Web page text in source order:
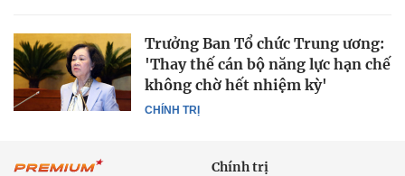
CHÍNH TRỊ
Trưởng Ban Tổ chức Trung ương:
'Thay thế cán bộ năng lực hạn chế
không chờ hết nhiệm kỳ'
Chính trị